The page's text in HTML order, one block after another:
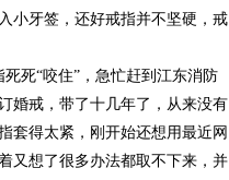
小牙签，还好戒指并不坚硬，戒
死“咬住”，急忙赶到江东消防
婚戒，带了十几年了，从来没有
套得太紧，刚开始还想用最近网
又想了很多办法都取不下来，并